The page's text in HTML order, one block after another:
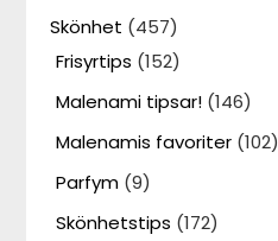
Skönhet (457)
Frisyrtips (152)
Malenami tipsar! (146)
Malenamis favoriter (102)
Parfym (9)
Skönhetstips (172)